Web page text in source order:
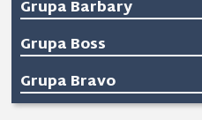
Grupa Barbary
Grupa Boss
Grupa Bravo